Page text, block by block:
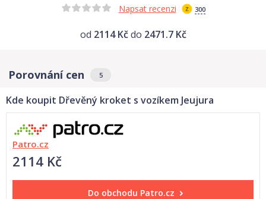
Napsat recenzi 300
od 2114 Kčdo 2471.7 Kč
Porovnání cen 5
Kde koupit Dřevěný kroket s vozíkem Jeujura
Patro.cz
2114 Kč
Do obchodu Patro.cz